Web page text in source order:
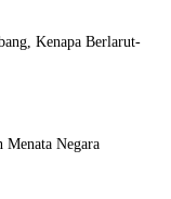
Kenapa Berlarut-
Menata Negara